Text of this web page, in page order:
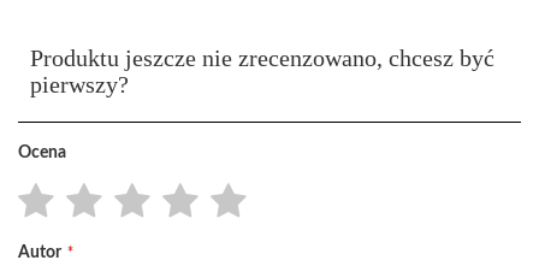
Produktu jeszcze nie zrecenzowano, chcesz być
pierwszy?
Ocena
star
stars
stars
stars
stars
Autor